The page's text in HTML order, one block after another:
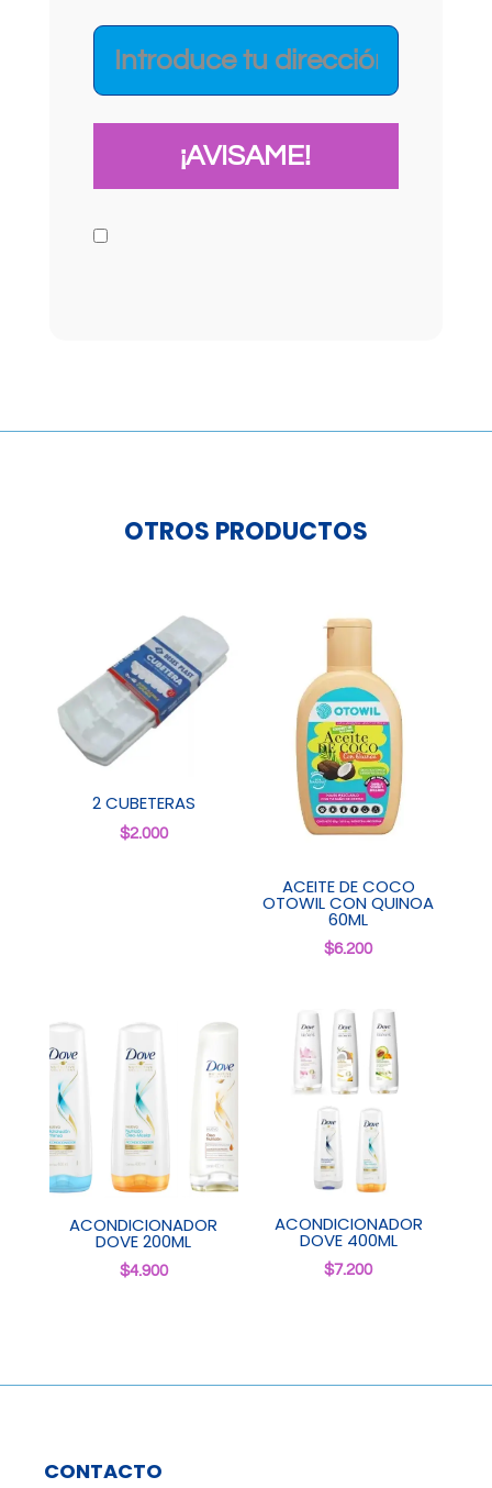
OTROS PRODUCTOS
2 CUBETERAS
$2.000
ACEITE DE COCO
OTOWIL CON QUINOA
60ML
$6.200
ACONDICIONADOR
DOVE 200ML
$4.900
ACONDICIONADOR
DOVE 400ML
$7.200
CONTACTO